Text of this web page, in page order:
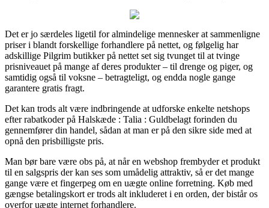
Det er jo særdeles ligetil for almindelige mennesker at sammenligne
priser i blandt forskellige forhandlere på nettet, og følgelig har
adskillige Pilgrim butikker på nettet set sig tvunget til at tvinge
prisniveauet på mange af deres produkter – til drenge og piger, og
samtidig også til voksne – betragteligt, og endda nogle gange
garantere gratis fragt.
Det kan trods alt være indbringende at udforske enkelte netshops
efter rabatkoder på Halskæde : Talia : Guldbelagt forinden du
gennemfører din handel, sådan at man er på den sikre side med at
opnå den prisbilligste pris.
Man bør bare være obs på, at når en webshop frembyder et produkt
til en salgspris der kan ses som umådelig attraktiv, så er det mange
gange være et fingerpeg om en uægte online forretning. Køb med
gængse betalingskort er trods alt inkluderet i en orden, der bistår os
overfor uægte internet forhandlere.